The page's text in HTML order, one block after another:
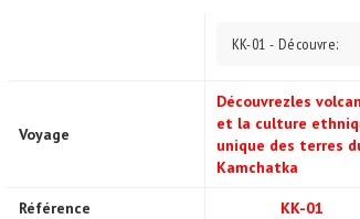
Voyage
Découvrezles
et la culture
unique des terres
Kamchatka
Référence KK-01